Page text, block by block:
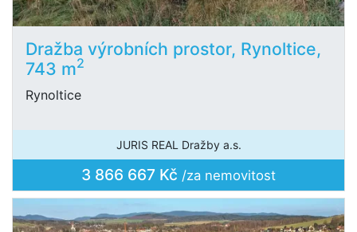
Dražba výrobních prostor, Rynoltice,
743 m2
Rynoltice
JURIS REAL Dražby a.s.
3 866 667 Kč /za nemovitost